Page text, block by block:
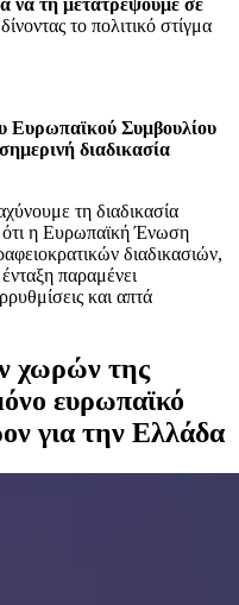
να τη μετατρέψουμε σε
το πολιτικό στίγμα
Ευρωπαϊκού Συμβουλίου
διαδικασία
τη διαδικασία
ότι η Ευρωπαϊκή Ένωση
διαδικασιών,
παραμένει
και απτά
χωρών της
ευρωπαϊκό
για την Ελλάδα